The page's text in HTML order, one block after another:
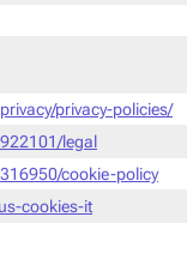
privacy-policies/
legal
cookie-policy
cookies-it